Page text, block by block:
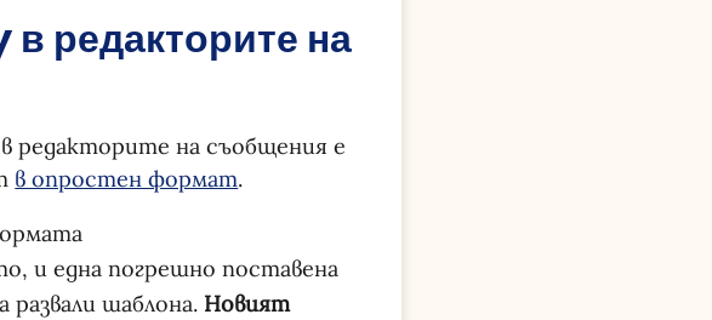
редакторите на
редакторите на съобщения е
в опростен формат.
и една погрешно поставена
развали шаблона. Новият